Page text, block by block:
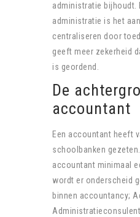
administratie bijhoudt.
administratie is het
centraliseren door
geeft meer zekerheid
is geordend.
De
accountant
Een accountant heeft
schoolbanken
accountant minimaal
wordt er onderscheid
binnen accountancy;